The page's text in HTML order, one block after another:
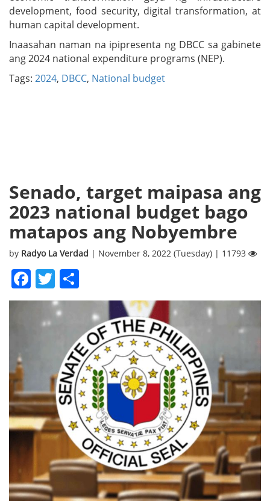
development, food security, digital transformation, at
human capital development.
Inaasahan naman na ipipresenta ng DBCC sa gabinete
ang 2024 national expenditure programs (NEP).
Tags: 2024, DBCC, National budget
Senado, target maipasa ang
2023 national budget bago
matapos ang Nobyembre
by Radyo La Verdad | November 8, 2022 (Tuesday) | 11793
Facebook
Twitter